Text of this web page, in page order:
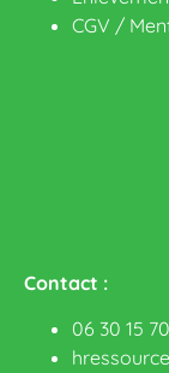
CGV /
Contact :
06 30 15